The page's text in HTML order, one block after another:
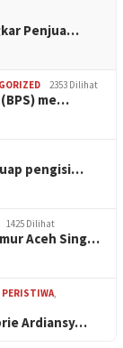
Penjua…
2353 Dilihat
me…
pengisi…
1425 Dilihat
Aceh Sing…
PERISTIWA,
Ardiansy…